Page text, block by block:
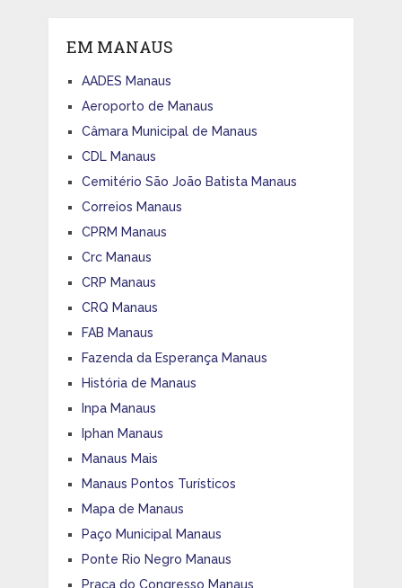
EM MANAUS
AADES Manaus
Aeroporto de Manaus
Câmara Municipal de Manaus
CDL Manaus
Cemitério São João Batista Manaus
Correios Manaus
CPRM Manaus
Crc Manaus
CRP Manaus
CRQ Manaus
FAB Manaus
Fazenda da Esperança Manaus
História de Manaus
Inpa Manaus
Iphan Manaus
Manaus Mais
Manaus Pontos Turísticos
Mapa de Manaus
Paço Municipal Manaus
Ponte Rio Negro Manaus
Praça do Congresso Manaus